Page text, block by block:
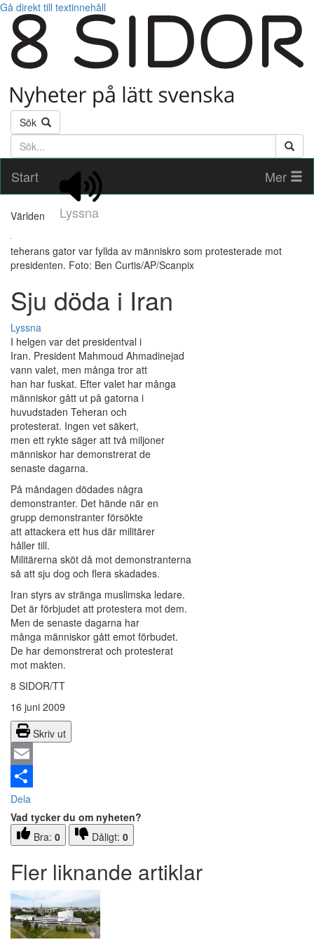
Gå direkt till textinnehåll
Sök
Söktext
Start
Lyssna
Mer
Världen
teherans gator var fyllda av människro som protesterade mot
presidenten. Foto: Ben Curtis/AP/Scanpix
Sju döda i Iran
Lyssna
I helgen var det presidentval i
Iran. President Mahmoud Ahmadinejad
vann valet, men många tror att
han har fuskat. Efter valet har många
människor gått ut på gatorna i
huvudstaden Teheran och
protesterat. Ingen vet säkert,
men ett rykte säger att två miljoner
människor har demonstrerat de
senaste dagarna.
På måndagen dödades några
demonstranter. Det hände när en
grupp demonstranter försökte
att attackera ett hus där militärer
håller till.
Militärerna sköt då mot demonstranterna
så att sju dog och flera skadades.
Iran styrs av stränga muslimska ledare.
Det är förbjudet att protestera mot dem.
Men de senaste dagarna har
många människor gått emot förbudet.
De har demonstrerat och protesterat
mot makten.
8 SIDOR/TT
16 juni 2009
Skriv ut
Email
Dela
Vad tycker du om nyheten?
Bra: 0 Dåligt: 0
Fler liknande artiklar